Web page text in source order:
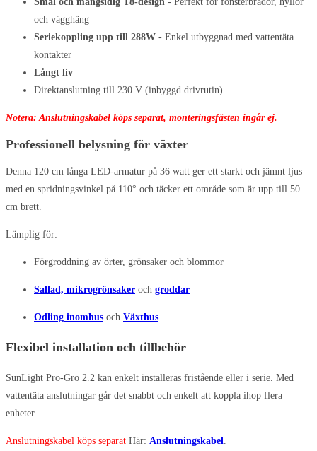
och vägghäng
Seriekoppling upp till 288W - Enkel utbyggnad med vattentäta
kontakter
Långt liv
Direktanslutning till 230 V (inbyggd drivrutin)
Notera:Anslutningskabel köps separat, monteringsfästen ingår ej.
Professionell belysning för växter
Denna 120 cm långa LED-armatur på 36 watt ger ett starkt och jämnt ljus
med en spridningsvinkel på 110° och täcker ett område som är upp till 50
cm brett.
Lämplig för:
Förgroddning av örter, grönsaker och blommor
Sallad, mikrogrönsaker och groddar
Odling inomhus och Växthus
Flexibel installation och tillbehör
SunLight Pro-Gro 2.2 kan enkelt installeras fristående eller i serie. Med
vattentäta anslutningar går det snabbt och enkelt att koppla ihop flera
enheter.
Anslutningskabel köps separat Här: Anslutningskabel.